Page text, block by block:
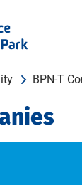
BPN-T